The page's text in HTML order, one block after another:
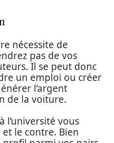
nécessite de
pas de vos
Il se peut donc
un emploi ou créer
l’argent
de la voiture.
l’université vous
le contre. Bien